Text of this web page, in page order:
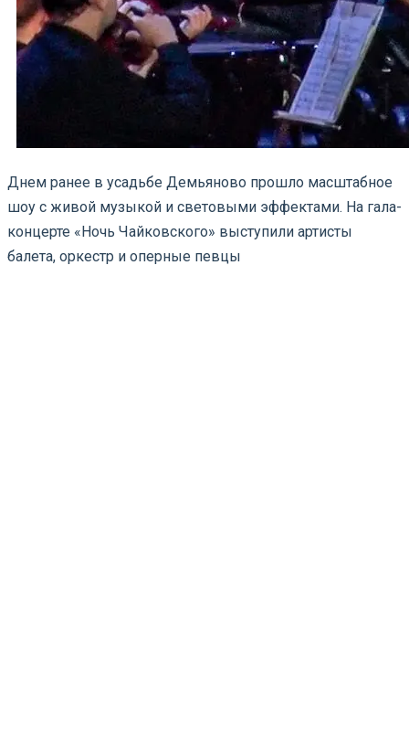
Днем ранее в усадьбе Демьяново прошло масштабное
шоу с живой музыкой и световыми эффектами. На гала-
концерте «Ночь Чайковского» выступили артисты
балета, оркестр и оперные певцы